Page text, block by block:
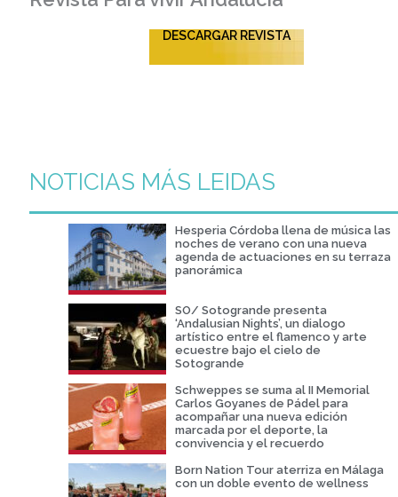
DESCARGAR REVISTA
NOTICIAS MÁS LEIDAS
Hesperia Córdoba llena de música las
noches de verano con una nueva
agenda de actuaciones en su terraza
panorámica
SO/ Sotogrande presenta
‘Andalusian Nights’, un dialogo
artístico entre el flamenco y arte
ecuestre bajo el cielo de
Sotogrande
Schweppes se suma al II Memorial
Carlos Goyanes de Pádel para
acompañar una nueva edición
marcada por el deporte, la
convivencia y el recuerdo
Born Nation Tour aterriza en Málaga
con un doble evento de wellness